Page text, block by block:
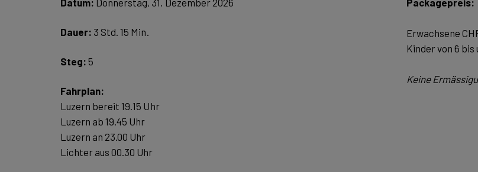
Datum: Donnerstag, 31. Dezember 2026
Dauer: 3 Std. 15 Min.
Steg:5
Luzern bereit 19.15 Uhr
Luzern ab 19.45 Uhr
Luzern an 23.00 Uhr
Lichter aus 00.30 Uhr
Packagepreis:
Erwachsene
Kinder von 6 bis
Keine